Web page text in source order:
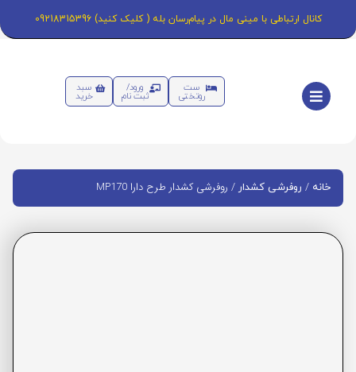
کانال ارتباطی با مینی مال در پیام‌رسان بله ( کلیک کنید) 09218315396
ست
روتختی
ورود/
ثبت نام
سبد
خرید
خانه / روفرشی کشدار / روفرشی کشدار طرح دارا MP170